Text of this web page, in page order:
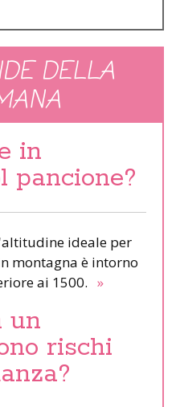
DELLA
in
pancione?
ideale per
montagna è intorno
ai 1500. »
un
rischi